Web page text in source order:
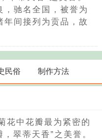
，驰名全国，被誉为
年间接列为贡品，故
民俗 制作方法
花中花瓣最为紧密的
翠蒂天香”之美誉。